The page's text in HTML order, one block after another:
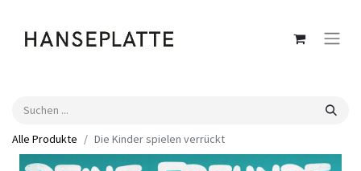
Alle Produkte Die Kinder spielen verrückt